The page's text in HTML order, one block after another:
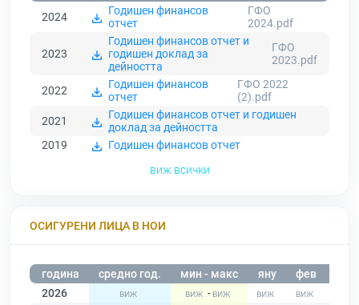
2024
Годишен финансов
отчет
ГФО
2024.pdf
2023
Годишен финансов отчет и
годишен доклад за
дейността
ГФО
2023.pdf
2022
Годишен финансов
отчет
ГФО 2022
(2).pdf
2021
Годишен финансов отчет и годишен
доклад за дейността
2019
Годишен финансов отчет
виж всички
ОСИГУРЕНИ ЛИЦА В НОИ
година средно год. мин - макс яну фев
2026
-